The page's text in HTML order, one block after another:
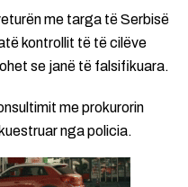
me targa të Serbisë
kontrollit të të cilëve
se janë të falsifikuara.
me prokurorin
nga policia.